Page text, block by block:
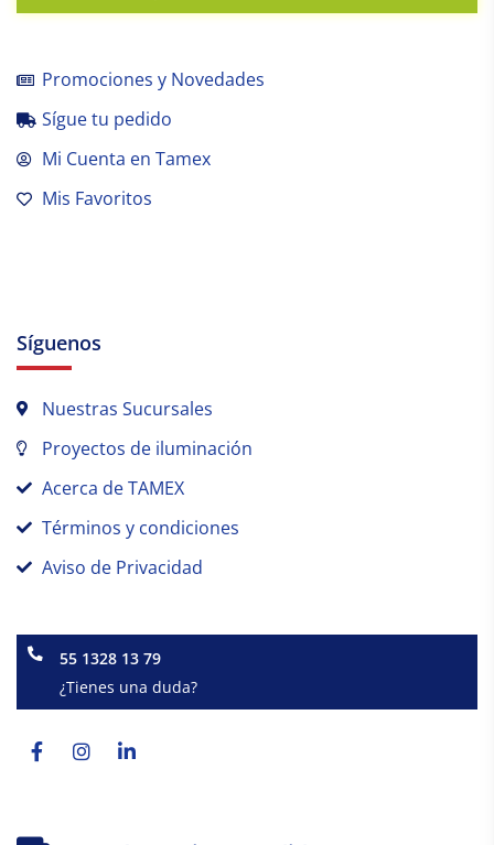
Promociones y Novedades
Sígue tu pedido
Mi Cuenta en Tamex
Mis Favoritos
Síguenos
Nuestras Sucursales
Proyectos de iluminación
Acerca de TAMEX
Términos y condiciones
Aviso de Privacidad
55 1328 13 79
¿Tienes una duda?
Facebook-
f
Instagram
Linkedin-